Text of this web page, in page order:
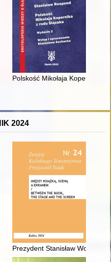
: prestiż finansowy i
Polskość Mikołaja Kopernika z
2024
: pokaz nieznanych dzieł
Prezydent Stanisław